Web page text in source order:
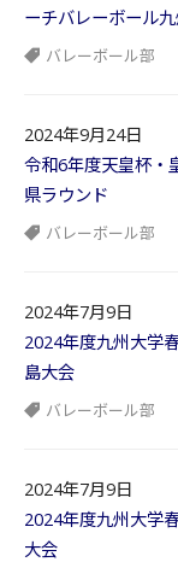
ーチバレーボール
バレーボール部
2024年9月24日
令和6年度天皇杯
県ラウンド
バレーボール部
2024年7月9日
2024年度九州大学
島大会
バレーボール部
2024年7月9日
2024年度九州大学
大会